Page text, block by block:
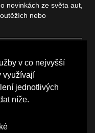
v co nejvyšší
využívají
jednotlivých
níže.
novinkách ze světa aut,
nebo